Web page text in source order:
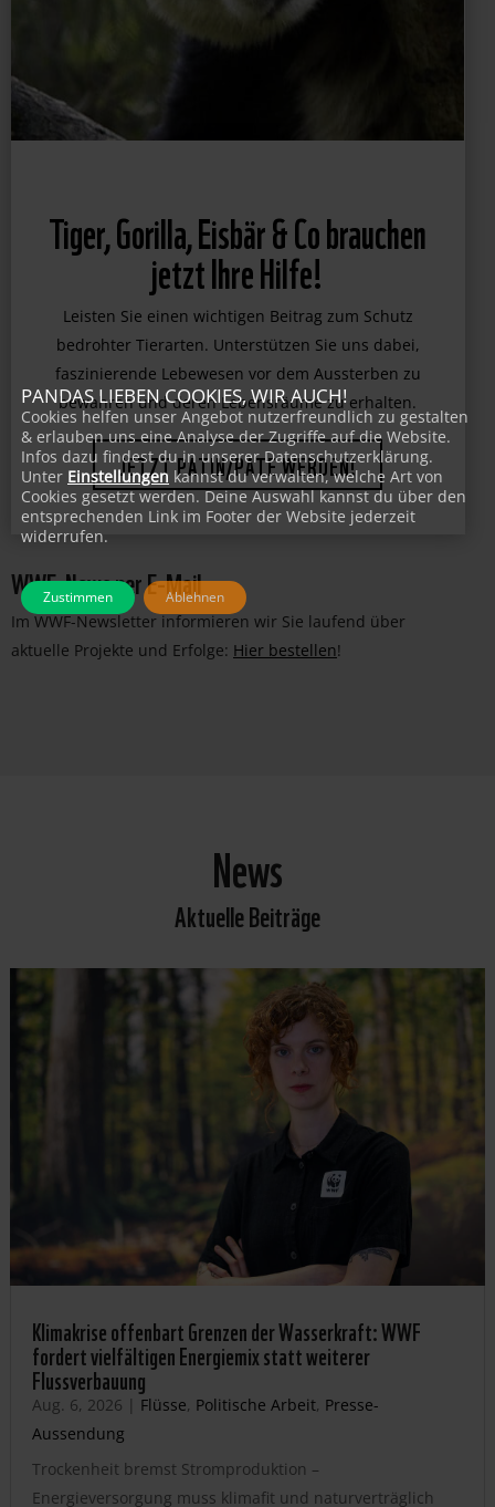
Tiger, Gorilla, Eisbär & Co brauchen
jetzt Ihre Hilfe!
Leisten Sie einen wichtigen Beitrag zum Schutz
bedrohter Tierarten. Unterstützen Sie uns dabei,
faszinierende Lebewesen vor dem Aussterben zu
bewahren und deren Lebensräume zu erhalten.
JETZT PATIN/PATE WERDEN!
WWF-News per E-Mail
Im WWF-Newsletter informieren wir Sie laufend über
aktuelle Projekte und Erfolge: Hier bestellen!
News
Aktuelle Beiträge
Klimakrise offenbart Grenzen der Wasserkraft: WWF
fordert vielfältigen Energiemix statt weiterer
Flussverbauung
Aug. 6, 2026 | Flüsse, Politische Arbeit, Presse-
Aussendung
Trockenheit bremst Stromproduktion –
Energieversorgung muss klimafit und naturverträglich
PANDAS LIEBEN COOKIES, WIR AUCH!
Cookies helfen unser Angebot nutzerfreundlich zu gestalten
& erlauben uns eine Analyse der Zugriffe auf die Website.
Infos dazu findest du in unserer Datenschutzerklärung.
Unter Einstellungen kannst du verwalten, welche Art von
Cookies gesetzt werden. Deine Auswahl kannst du über den
entsprechenden Link im Footer der Website jederzeit
widerrufen.
Zustimmen Ablehnen